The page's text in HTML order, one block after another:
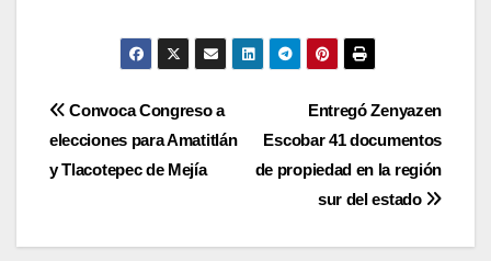
Navegación
de
Entregó Zenyazen
Escobar 41 documentos
de propiedad en la región
sur del estado
Convoca Congreso a
elecciones para Amatitlán
y Tlacotepec de Mejía